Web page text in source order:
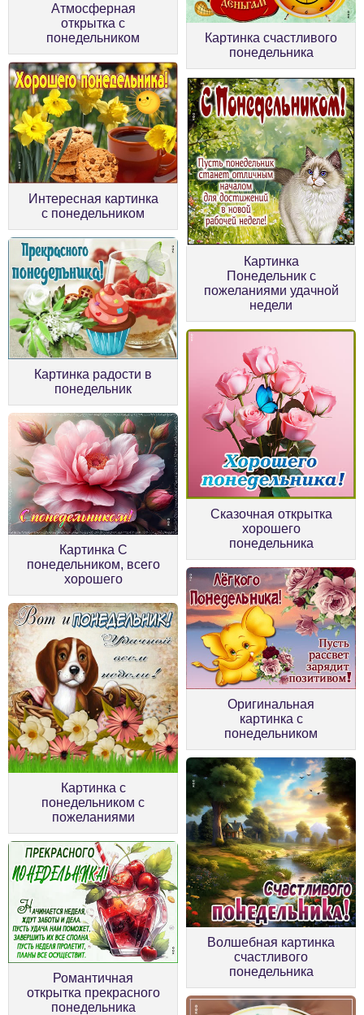
Атмосферная
открытка с
понедельником
Картинка счастливого
понедельника
Интересная картинка
с понедельником
Картинка
Понедельник с
пожеланиями удачной
недели
Картинка радости в
понедельник
Сказочная открытка
хорошего
понедельника
Картинка С
понедельником, всего
хорошего
Оригинальная
картинка с
понедельником
Картинка с
понедельником с
пожеланиями
Волшебная картинка
счастливого
понедельника
Романтичная
открытка прекрасного
понедельника